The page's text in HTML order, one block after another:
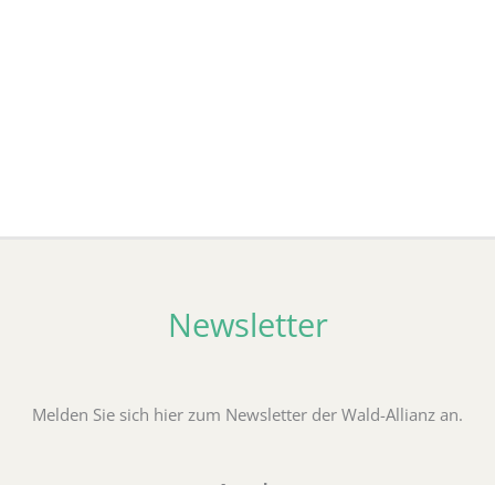
Newsletter
Melden Sie sich hier zum Newsletter der Wald-Allianz an.